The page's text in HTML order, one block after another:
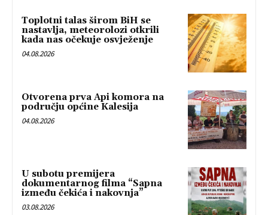
Toplotni talas širom BiH se
nastavlja, meteorolozi otkrili
kada nas očekuje osvježenje
04.08.2026
Otvorena prva Api komora na
području općine Kalesija
04.08.2026
U subotu premijera
dokumentarnog filma “Sapna
između čekića i nakovnja”
03.08.2026